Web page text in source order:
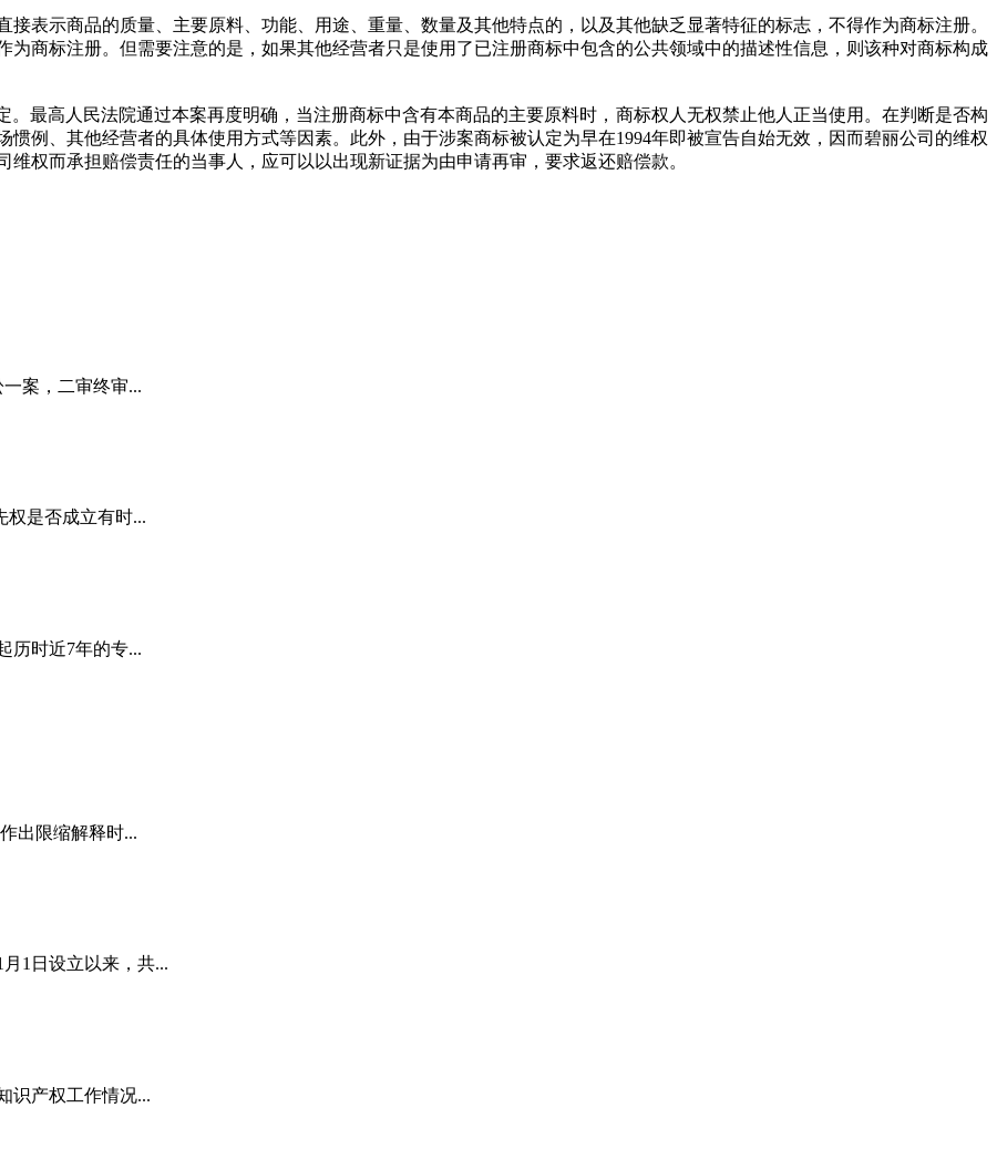
表示商品的质量、主要原料、功能、用途、重量、数量及其他特点的，以及其他缺乏显著特征的标志，不得作为商标注册。
商标注册。但需要注意的是，如果其他经营者只是使用了已注册商标中包含的公共领域中的描述性信息，则该种对商标构成
最高人民法院通过本案再度明确，当注册商标中含有本商品的主要原料时，商标权人无权禁止他人正当使用。在判断是否构
例、其他经营者的具体使用方式等因素。此外，由于涉案商标被认定为早在1994年即被宣告自始无效，因而碧丽公司的维权
权而承担赔偿责任的当事人，应可以以出现新证据为由申请再审，要求返还赔偿款。
案，二审终审...
权是否成立有时...
历时近7年的专...
出限缩解释时...
1日设立以来，共...
识产权工作情况...